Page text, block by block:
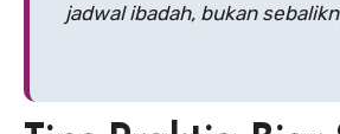
jadwal ibadah, bukan